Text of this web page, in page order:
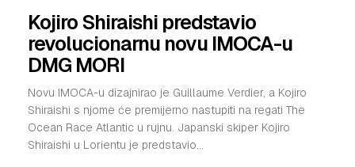
Kojiro Shiraishi predstavio
revolucionarnu novu IMOCA-u
DMG MORI
Novu IMOCA-u dizajnirao je Guillaume Verdier, a Kojiro
Shiraishi s njome će premijerno nastupiti na regati The
Ocean Race Atlantic u rujnu. Japanski skiper Kojiro
Shiraishi u Lorientu je predstavio...